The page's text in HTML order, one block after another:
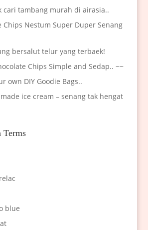
cari tambang murah di airasia..
Chips Nestum Super Duper Senang
bersalut telur yang terbaek!
Chips Simple and Sedap.. ~~
own DIY Goodie Bags..
ice cream – senang tak hengat
Terms
blue